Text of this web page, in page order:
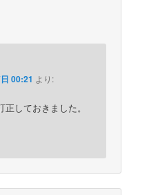
00:21 より:
しておきました。